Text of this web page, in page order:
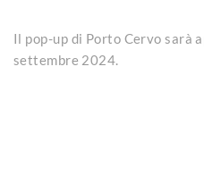
Il pop-up di Porto Cervo sarà
settembre 2024.